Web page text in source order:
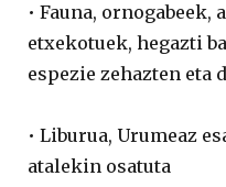
• Fauna,
etxekotuek, hegazti
espezie zehazten eta
• Liburua, Urumeaz
atalekin osatuta